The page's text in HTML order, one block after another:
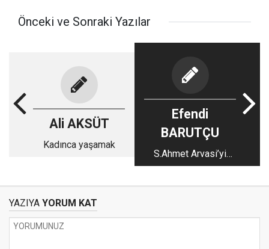
Önceki ve Sonraki Yazılar
Ali AKSÜT
Kadınca yaşamak
Efendi
BARUTÇU
S.Ahmet Arvasi’yi
anma toplantısı ve
YAZIYA YORUM KAT